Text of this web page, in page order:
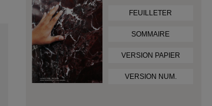
FEUILLETER
SOMMAIRE
VERSION PAPIER
VERSION NUM.